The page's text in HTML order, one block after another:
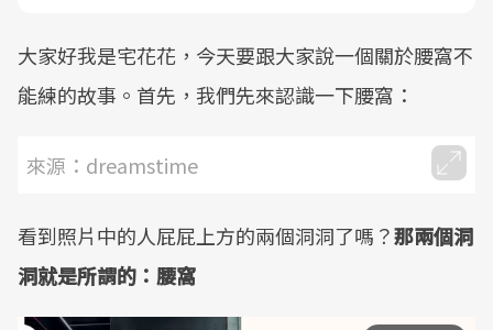
大家好我是宅花花，今天要跟大家說一個關於腰窩不
能練的故事。首先，我們先來認識一下腰窩：
來源：dreamstime
看到照片中的人屁屁上方的兩個洞洞了嗎？那兩個洞
洞就是所謂的：腰窩